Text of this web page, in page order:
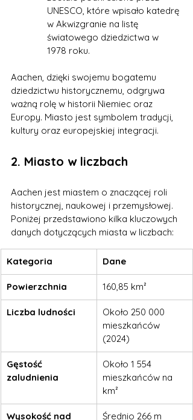
UNESCO, które wpisało katedrę
w Akwizgranie na listę
światowego dziedzictwa w
1978 roku.
Aachen, dzięki swojemu bogatemu
dziedzictwu historycznemu, odgrywa
ważną rolę w historii Niemiec oraz
Europy. Miasto jest symbolem tradycji,
kultury oraz europejskiej integracji.
2. Miasto w liczbach
Aachen jest miastem o znaczącej roli
historycznej, naukowej i przemysłowej.
Poniżej przedstawiono kilka kluczowych
danych dotyczących miasta w liczbach:
Kategoria Dane
Powierzchnia 160,85 km²
Liczba ludności
Około 250 000
mieszkańców
(2024)
Gęstość
zaludnienia
Około 1 554
mieszkańców na
km²
Wysokość nad Średnio 266 m